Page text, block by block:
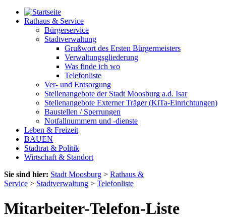
Rathaus & Service
Bürgerservice
Stadtverwaltung
Grußwort des Ersten Bürgermeisters
Verwaltungsgliederung
Was finde ich wo
Telefonliste
Ver- und Entsorgung
Stellenangebote der Stadt Moosburg a.d. Isar
Stellenangebote Externer Träger (KiTa-Einrichtungen)
Baustellen / Sperrungen
Notfallnummern und -dienste
Leben & Freizeit
BAUEN
Stadtrat & Politik
Wirtschaft & Standort
Sie sind hier: Stadt Moosburg > Rathaus &
Service > Stadtverwaltung > Telefonliste
Mitarbeiter-Telefon-Liste